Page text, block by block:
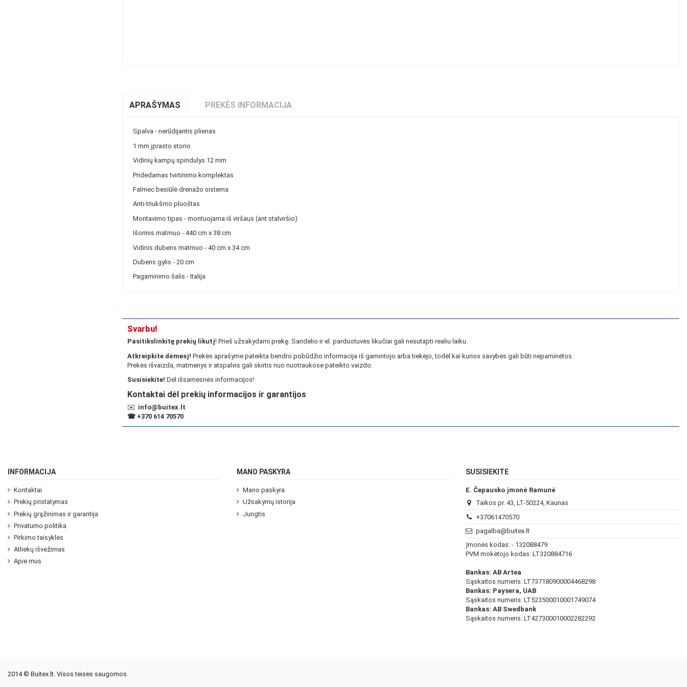
APRAŠYMAS PREKĖS INFORMACIJA
Spalva - nerūdijantis plienas
1 mm įprasto storio
Vidinių kampų spindulys 12 mm
Pridedamas tvirtinimo komplektas
Falmec besiūlė drenažo sistema
Anti-triukšmo pluoštas
Montavimo tipas - montuojama iš viršaus (ant stalviršio)
Išorinis matmuo - 440 cm x 38 cm
Vidinis dubens matmuo - 40 cm x 34 cm
Dubens gylis - 20 cm
Pagaminimo šalis - Italija
Svarbu!
Pasitikslinkitę prekių likutį! Prieš užsakydami prekę. Sandėlio ir el. parduotuvės likučiai gali nesutapti realiu laiku.
Atkreipkite dėmesį! Prekės aprašyme pateikta bendro pobūdžio informacija iš gamintojo arba tiekėjo, todėl kai kurios savybės gali būti nepaminėtos.
Prekės išvaizda, matmenys ir atspalvis gali skirtis nuo nuotraukose pateikto vaizdo.
Susisiekite! Dėl išsamesnės informacijos!
Kontaktai dėl prekių informacijos ir garantijos
✉️ info@buitex.lt
☎ +370 614 70570
INFORMACIJA
Kontaktai
Prekių pristatymas
Prekių grąžinimas ir garantija
Privatumo politika
Pirkimo taisyklės
Atliekų išvežimas
Apie mus
MANO PASKYRA
Mano paskyra
Užsakymų istorija
Jungtis
SUSISIEKITE
E. Čepausko įmonė Ramunė
Taikos pr. 43, LT-50224, Kaunas
+37061470570
pagalba@buitex.lt
Įmonės kodas: - 132088479
PVM mokėtojo kodas: LT320884716
Bankas: AB Artea
Sąskaitos numeris: LT737180900004468298
Bankas: Paysera, UAB
Sąskaitos numeris: LT523500010001749074
Bankas: AB Swedbank
Sąskaitos numeris: LT427300010002282292
2014 © Buitex.lt. Visos teisės saugomos.